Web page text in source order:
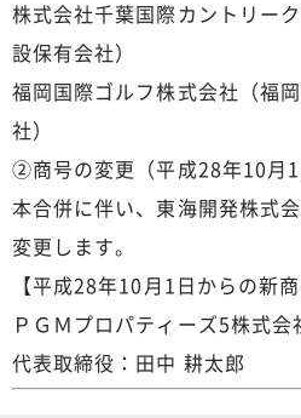
株式会社千葉国際カントリー
設保有会社）
福岡国際ゴルフ株式会社（福
社）
②商号の変更（平成28年10月1
本合併に伴い、東海開発株式
変更します。
【平成28年10月1日からの新商
ＰＧＭプロパティーズ5株式会
代表取締役：田中 耕太郎